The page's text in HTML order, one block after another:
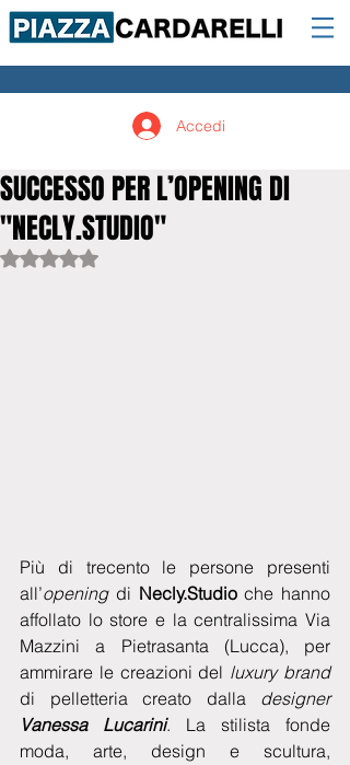
Accedi
SUCCESSO PER L’OPENING DI
"NECLY.STUDIO"
Valutazione NaN stelle su 5.
Più di trecento le persone presenti
all’opening di Necly.Studio che hanno
affollato lo store e la centralissima Via
Mazzini a Pietrasanta (Lucca), per
ammirare le creazioni del luxury brand
di pelletteria creato dalla
designer
Vanessa Lucarini. La stilista fonde
moda, arte, design e scultura,